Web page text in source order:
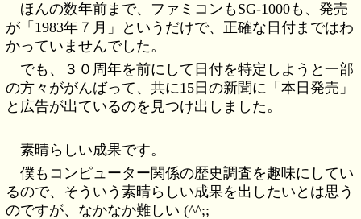
ほんの数年前まで、ファミコンもSG-1000も、発売
が「1983年７月」というだけで、正確な日付まではわ
かっていませんでした。
でも、３０周年を前にして日付を特定しようと一部
の方々ががんばって、共に15日の新聞に「本日発売」
と広告が出ているのを見つけ出しました。
素晴らしい成果です。
僕もコンピューター関係の歴史調査を趣味にしてい
るので、そういう素晴らしい成果を出したいとは思う
のですが、なかなか難しい (^^;;